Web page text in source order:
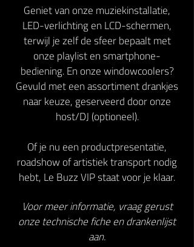
Geniet van onze muziekinstallatie,
LED-verlichting en LCD-schermen,
terwijl je zelf de sfeer bepaalt met
onze playlist en smartphone-
bediening. En onze windowcoolers?
Gevuld met een assortiment drankjes
naar keuze, geserveerd door onze
host/DJ (optioneel).
Of je nu een productpresentatie,
roadshow of artistiek transport nodig
hebt, Le Buzz VIP staat voor je klaar.
Voor meer informatie, vraag gerust
onze technische fiche en drankenlijst
aan.